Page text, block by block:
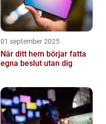
01 september 2025
När ditt hem börjar fatta
egna beslut utan dig